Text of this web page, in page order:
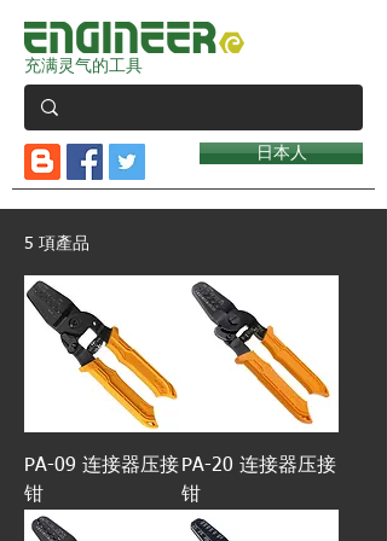
充满灵气的工具
日本人
5 項產品
PA-09 连接器压接
钳
PA-20 连接器压接
钳